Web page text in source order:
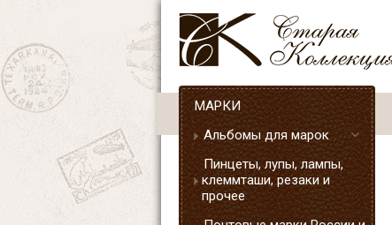
МАРКИ
Альбомы для марок
Пинцеты, лупы, лампы,
клеммташи, резаки и
прочее